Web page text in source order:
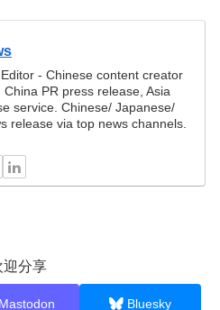
- Chinese content creator
PR press release, Asia
service. Chinese/ Japanese/
release via top news channels.
迎分享
Mastodon Bluesky